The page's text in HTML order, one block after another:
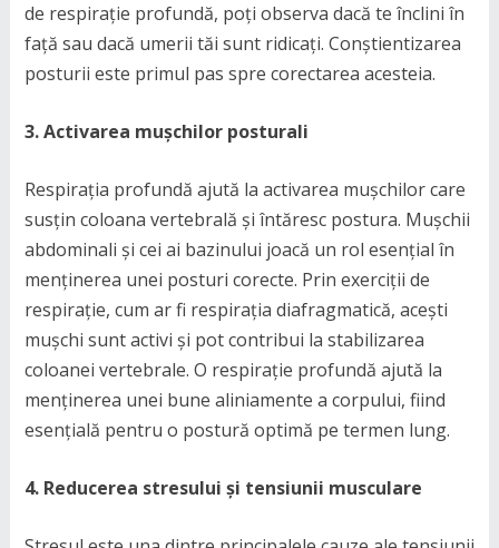
de respirație profundă, poți observa dacă te înclini în
față sau dacă umerii tăi sunt ridicați. Conștientizarea
posturii este primul pas spre corectarea acesteia.
3. Activarea mușchilor posturali
Respirația profundă ajută la activarea mușchilor care
susțin coloana vertebrală și întăresc postura. Mușchii
abdominali și cei ai bazinului joacă un rol esențial în
menținerea unei posturi corecte. Prin exerciții de
respirație, cum ar fi respirația diafragmatică, acești
mușchi sunt activi și pot contribui la stabilizarea
coloanei vertebrale. O respirație profundă ajută la
menținerea unei bune aliniamente a corpului, fiind
esențială pentru o postură optimă pe termen lung.
4. Reducerea stresului și tensiunii musculare